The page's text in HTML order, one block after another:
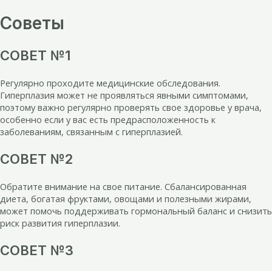
Советы
СОВЕТ №1
Регулярно проходите медицинские обследования.
Гиперплазия может не проявляться явными симптомами,
поэтому важно регулярно проверять свое здоровье у врача,
особенно если у вас есть предрасположенность к
заболеваниям, связанным с гиперплазией.
СОВЕТ №2
Обратите внимание на свое питание. Сбалансированная
диета, богатая фруктами, овощами и полезными жирами,
может помочь поддерживать гормональный баланс и снизить
риск развития гиперплазии.
СОВЕТ №3